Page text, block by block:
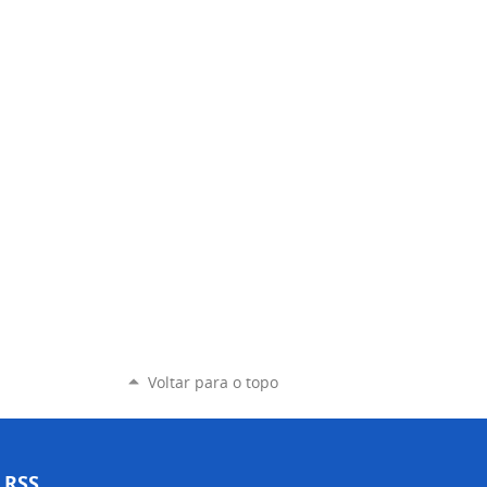
Voltar para o topo